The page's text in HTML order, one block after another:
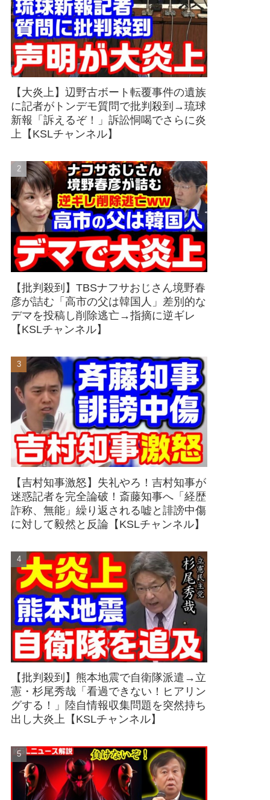
【大炎上】辺野古ボート転覆事件の遺族
に記者がトンデモ質問で批判殺到→琉球
新報「訴えるぞ！」訴訟恫喝でさらに炎
上【KSLチャンネル】
【批判殺到】TBSナフサおじさん境野春
彦が詰む「高市の父は韓国人」差別的な
デマを投稿し削除逃亡→指摘に逆ギレ
【KSLチャンネル】
【吉村知事激怒】失礼やろ！吉村知事が
迷惑記者を完全論破！斎藤知事へ「経歴
詐称、無能」繰り返される嘘と誹謗中傷
に対して毅然と反論【KSLチャンネル】
【批判殺到】熊本地震で自衛隊派遣→立
憲・杉尾秀哉「看過できない！ヒアリン
グする！」陸自情報収集問題を突然持ち
出し大炎上【KSLチャンネル】